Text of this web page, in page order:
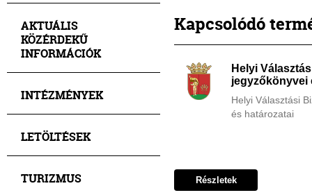
AKTUÁLIS
KÖZÉRDEKŰ
INFORMÁCIÓK
INTÉZMÉNYEK
LETÖLTÉSEK
TURIZMUS
Kapcsolódó
Helyi
jegyzőkönyvei
Helyi Választási
és határozatai
Részletek